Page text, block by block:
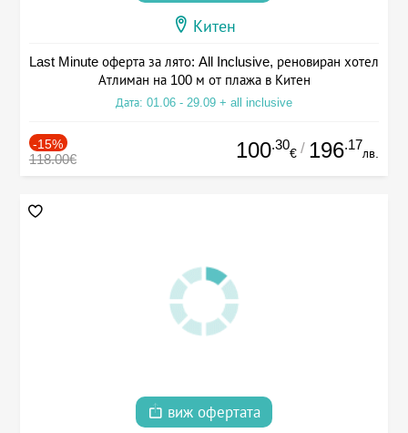
Китен
Last Minute оферта за лято: All Inclusive, реновиран хотел
Атлиман на 100 м от плажа в Китен
Дата: 01.06 - 29.09 + all inclusive
-15%
118.00€ 100.30
€ / 196.17
лв.
виж офертата